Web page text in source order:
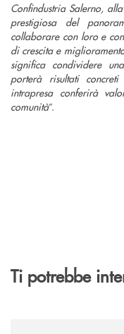
Confindustria Salerno,
prestigiosa del
collaborare con loro e
di crescita e
significa condividere
porterà risultati
intrapresa conferirà
comunità”.
Ti potrebbe